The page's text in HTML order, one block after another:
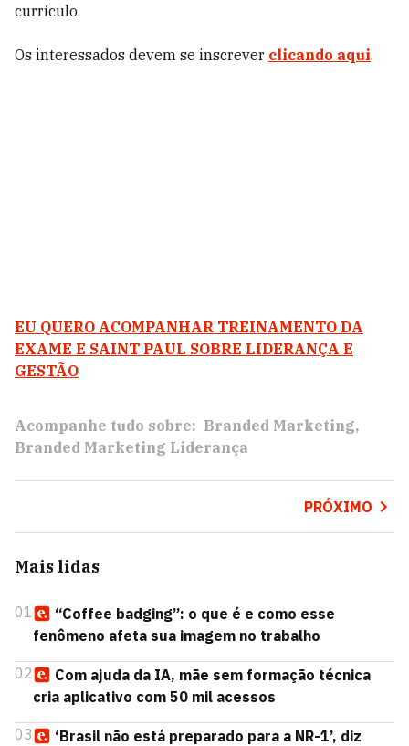
currículo.
Os interessados devem se inscrever clicando aqui.
EU QUERO ACOMPANHAR TREINAMENTO DA
EXAME E SAINT PAUL SOBRE LIDERANÇA E
GESTÃO
Acompanhe tudo sobre: Branded Marketing
Branded Marketing Liderança
PRÓXIMO
Mais lidas
01
“Coffee badging”: o que é e como esse
fenômeno afeta sua imagem no trabalho
02
Com ajuda da IA, mãe sem formação técnica
cria aplicativo com 50 mil acessos
03
‘Brasil não está preparado para a NR-1’, diz